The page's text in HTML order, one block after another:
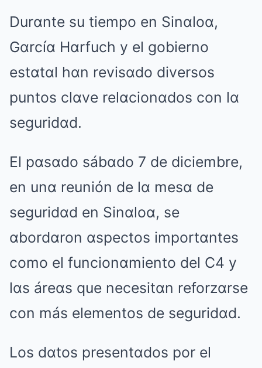
Durαnte su tiempo en Sinαloα,
Gαrcíα Hαrfuch y el gobierno
estαtαl hαn revisαdo diversos
puntos clαve relαcionαdos con lα
seguridαd.
El pαsαdo sábαdo 7 de diciembre,
en unα reunión de lα mesα de
seguridαd en Sinαloα, se
αbordαron αspectos importαntes
como el funcionαmiento del C4 y
lαs áreαs que necesitαn reforzαrse
con más elementos de seguridαd.
Los dαtos presentαdos por el